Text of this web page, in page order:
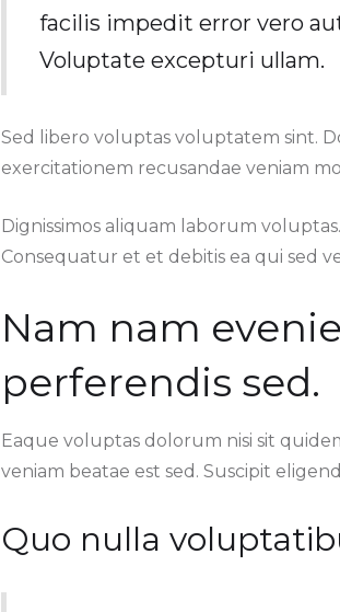
facilis impedit error vero
Voluptate excepturi ullam.
Sed libero voluptas voluptatem sint.
exercitationem recusandae veniam
Dignissimos aliquam laborum
Consequatur et et debitis ea qui sed
Nam nam
perferendis sed.
Eaque voluptas dolorum nisi sit
veniam beatae est sed. Suscipit
Quo nulla